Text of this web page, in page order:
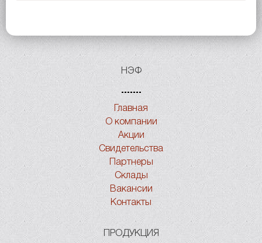
НЭФ
Главная
О компании
Акции
Свидетельства
Партнеры
Склады
Вакансии
Контакты
ПРОДУКЦИЯ